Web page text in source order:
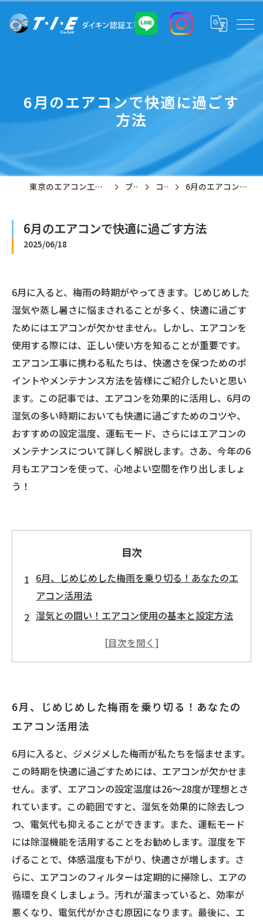
6月のエアコンで快適に過ごす
方法
東京のエアコン工事なら株式会社T・I・E ブログ コラム 6月のエアコンで快適に過ごす方法
6月のエアコンで快適に過ごす方法
2025/06/18
6月に入ると、梅雨の時期がやってきます。じめじめした
湿気や蒸し暑さに悩まされることが多く、快適に過ごす
ためにはエアコンが欠かせません。しかし、エアコンを
使用する際には、正しい使い方を知ることが重要です。
エアコン工事に携わる私たちは、快適さを保つためのポ
イントやメンテナンス方法を皆様にご紹介したいと思い
ます。この記事では、エアコンを効果的に活用し、6月の
湿気の多い時期においても快適に過ごすためのコツや、
おすすめの設定温度、運転モード、さらにはエアコンの
メンテナンスについて詳しく解説します。さあ、今年の6
月もエアコンを使って、心地よい空間を作り出しましょ
う！
目次
6月、じめじめした梅雨を乗り切る！あなたのエ
アコン活用法
湿気との闘い！エアコン使用の基本と設定方法
快適の秘訣：エアコン運転モードを使いこなす
う！
梅雨の湿気を味方に変える！エアコンで快適空
間を作る方法
今年の6月も快適に！エアコンの正しい使い方と
は？
6月、じめじめした梅雨を乗り切る！あなたの
エアコン活用法
6月に入ると、ジメジメした梅雨が私たちを悩ませます。
この時期を快適に過ごすためには、エアコンが欠かせま
せん。まず、エアコンの設定温度は26～28度が理想とさ
れています。この範囲ですと、湿気を効果的に除去しつ
つ、電気代も抑えることができます。また、運転モード
には除湿機能を活用することをお勧めします。湿度を下
げることで、体感温度も下がり、快適さが増します。さ
らに、エアコンのフィルターは定期的に掃除し、エアの
循環を良くしましょう。汚れが溜まっていると、効率が
悪くなり、電気代がかさむ原因になります。最後に、エ